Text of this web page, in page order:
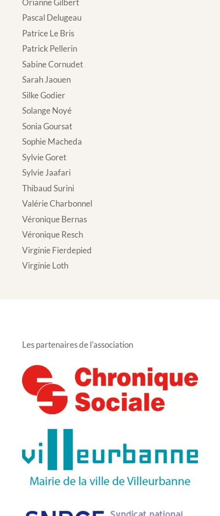
Pascal Delugeau
Patrice Le Bris
Patrick Pellerin
Sabine Cornudet
Sarah Jaouen
Silke Godier
Solange Noyé
Sonia Goursat
Sophie Macheda
Sylvie Goret
Sylvie Jaafari
Thibaud Surini
Valérie Charbonnel
Véronique Bernas
Véronique Resch
Virginie Fierdepied
Virginie Loth
Les partenaires de l'association